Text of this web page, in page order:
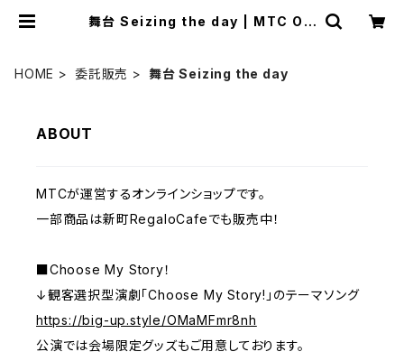
舞台 Seizing the day | MTC Off
HOME 委託販売 舞台 Seizing the day
ABOUT
MTCが運営するオンラインショップです。
一部商品は新町RegaloCafeでも販売中！
■Choose My Story！
↓観客選択型演劇「Choose My Story!」のテーマソング
https://big-up.style/OMaMFmr8nh
公演では会場限定グッズもご用意しております。